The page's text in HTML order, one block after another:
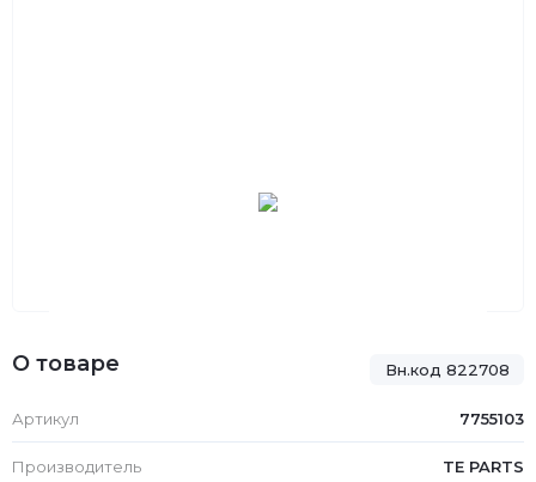
Вн.код 822708
О товаре
Артикул 7755103
Производитель TE PARTS